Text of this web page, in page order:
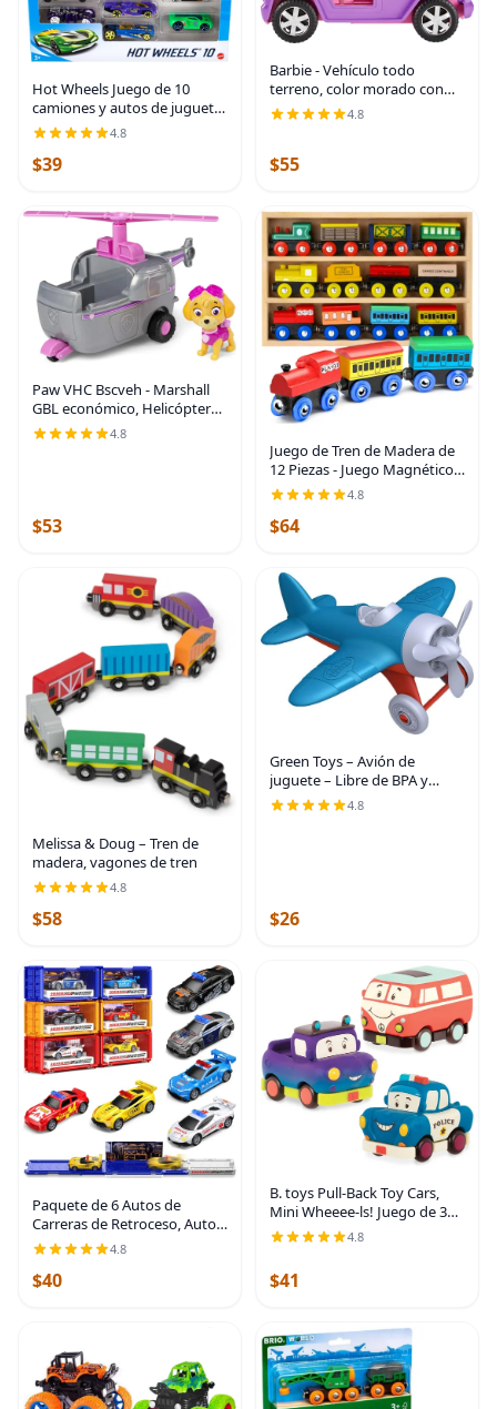
Hot Wheels Juego de 10
camiones y autos de juguete
a escala 1:64 para niños y
coleccionistas, los estilos
pueden variar [Exclusivo de
4.8
$39
Barbie - Vehículo todo
terreno, color morado con
asientos rosados y ruedas
giratorias, 2 asientos, regalo
4.8
$55
Paw VHC Bscveh - Marshall
GBL económico, Helicóptero
de Skye, Multicolor
4.8
$53
Juego de Tren de Madera de
12 Piezas - Juego Magnético
de Juguetes de Tren Incluye 3
Motores - Juegos de Tren de
Juguete para Niños
4.8
$64
Melissa & Doug – Tren de
madera, vagones de tren
4.8
$58
Green Toys – Avión de
juguete – Libre de BPA y
ftalatos, color azul, juguete
de transporte aéreo para
4.8
$26
Paquete de 6 Autos de
Carreras de Retroceso, Autos
de Lanzamiento Accionados
por Fricción para Niños de 3+
Años, Mini Autos de Juguete
4.8
$40
B. toys Pull-Back Toy Cars,
Mini Wheeee-ls! Juego de 3
vehículos, Vehículos | Set of 3
mini vehicles includes a truck,
4.8
$41